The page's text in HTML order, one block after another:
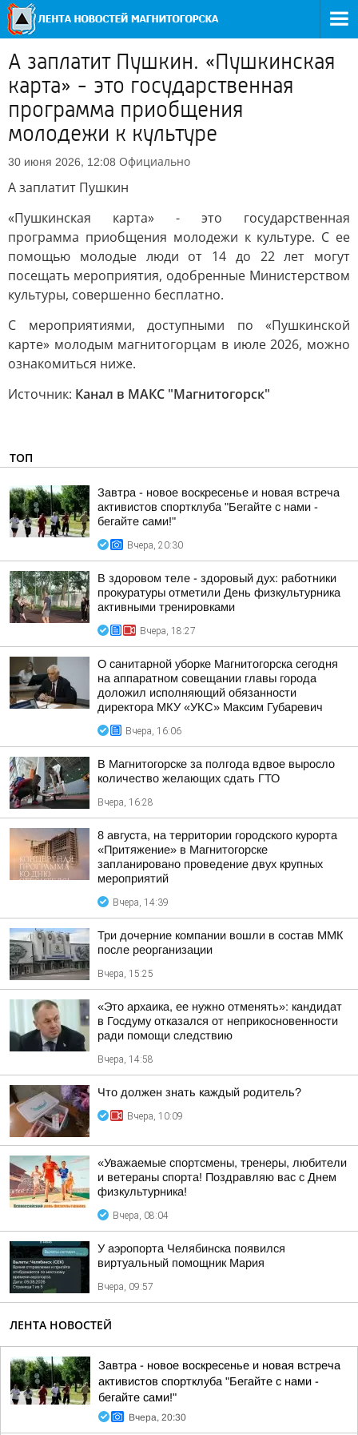
А заплатит Пушкин. «Пушкинская
карта» - это государственная
программа приобщения
молодежи к культуре
30 июня 2026, 12:08 Официально
А заплатит Пушкин
«Пушкинская карта» - это государственная
программа приобщения молодежи к культуре. С ее
помощью молодые люди от 14 до 22 лет могут
посещать мероприятия, одобренные Министерством
культуры, совершенно бесплатно.
С мероприятиями, доступными по «Пушкинской
карте» молодым магнитогорцам в июле 2026, можно
ознакомиться ниже.
Источник: Канал в МАКС "Магнитогорск"
ТОП
Завтра - новое воскресенье и новая встреча
активистов спортклуба "Бегайте с нами -
бегайте сами!"
Вчера, 20:30
В здоровом теле - здоровый дух: работники
прокуратуры отметили День физкультурника
активными тренировками
Вчера, 18:27
О санитарной уборке Магнитогорска сегодня
на аппаратном совещании главы города
доложил исполняющий обязанности
директора МКУ «УКС» Максим Губаревич
Вчера, 16:06
В Магнитогорске за полгода вдвое выросло
количество желающих сдать ГТО
Вчера, 16:28
8 августа, на территории городского курорта
«Притяжение» в Магнитогорске
запланировано проведение двух крупных
мероприятий
Вчера, 14:39
Три дочерние компании вошли в состав ММК
после реорганизации
Вчера, 15:25
«Это архаика, ее нужно отменять»: кандидат
в Госдуму отказался от неприкосновенности
ради помощи следствию
Вчера, 14:58
Что должен знать каждый родитель?
Вчера, 10:09
«Уважаемые спортсмены, тренеры, любители
и ветераны спорта! Поздравляю вас с Днем
физкультурника!
Вчера, 08:04
У аэропорта Челябинска появился
виртуальный помощник Мария
Вчера, 09:57
ЛЕНТА НОВОСТЕЙ
Завтра - новое воскресенье и новая встреча
активистов спортклуба "Бегайте с нами -
бегайте сами!"
Вчера, 20:30